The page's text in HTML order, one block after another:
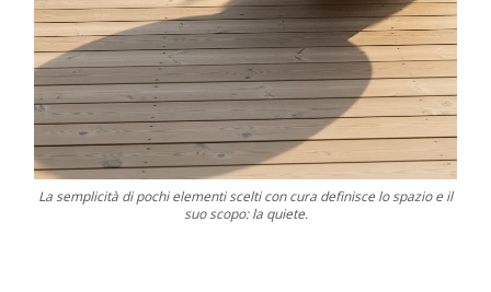
La semplicità di pochi elementi scelti con cura definisce lo spazio e il
suo scopo: la quiete.